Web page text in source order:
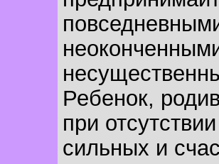
Ребенок,
при
сильных и